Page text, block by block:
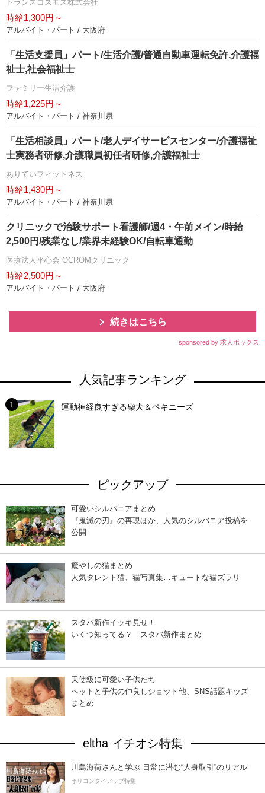
トランスコスモス株式会社
時給1,300円～
アルバイト・パート / 大阪府
「生活支援員」パート/生活介護/普通自動車運転免許,介護福
祉士,社会福祉士
ファミリー生活介護
時給1,225円～
アルバイト・パート / 神奈川県
「生活相談員」パート/老人デイサービスセンター/介護福祉
士実務者研修,介護職員初任者研修,介護福祉士
ありていフィットネス
時給1,430円～
アルバイト・パート / 神奈川県
クリニックで治験サポート看護師/週4・午前メイン/時給
2,500円/残業なし/業界未経験OK/自転車通勤
医療法人平心会 OCROMクリニック
時給2,500円～
アルバイト・パート / 大阪府
続きはこちら
sponsored by 求人ボックス
人気記事ランキング
運動神経良すぎる柴犬＆ペキニーズ
ピックアップ
可愛いシルバニアまとめ
『鬼滅の刃』の再現ほか、人気のシルバニア投稿を
公開
癒やしの猫まとめ
人気タレント猫、猫写真集…キュートな猫ズラリ
スタバ新作イッキ見せ！
いくつ知ってる？ スタバ新作まとめ
天使級に可愛い子供たち
ペットと子供の仲良しショット他、SNS話題キッズ
まとめ
eltha イチオシ特集
川島海荷さんと学ぶ 日常に潜む“人身取引”のリアル
オリコンタイアップ特集